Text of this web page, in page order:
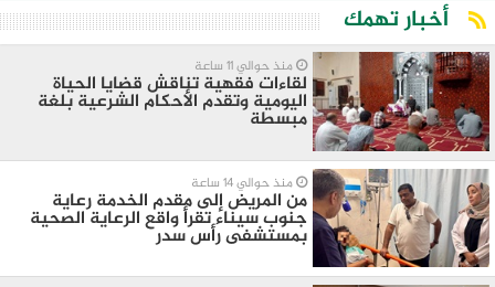
أخبار تهمك
منذ حوالي 11 ساعة
لقاءات فقهية تناقش قضايا الحياة
اليومية وتقدم الأحكام الشرعية بلغة
مبسطة
منذ حوالي 14 ساعة
من المريض إلى مقدم الخدمة رعاية
جنوب سيناء تقرأ واقع الرعاية الصحية
بمستشفى رأس سدر